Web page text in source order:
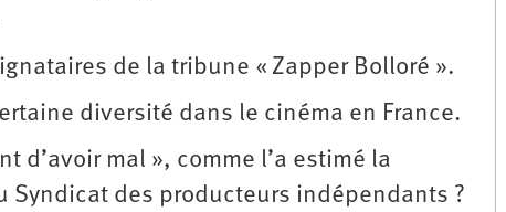
de la tribune « Zapper Bolloré ».
diversité dans le cinéma en France.
d’avoir mal », comme l’a estimé la
Syndicat des producteurs indépendants ?